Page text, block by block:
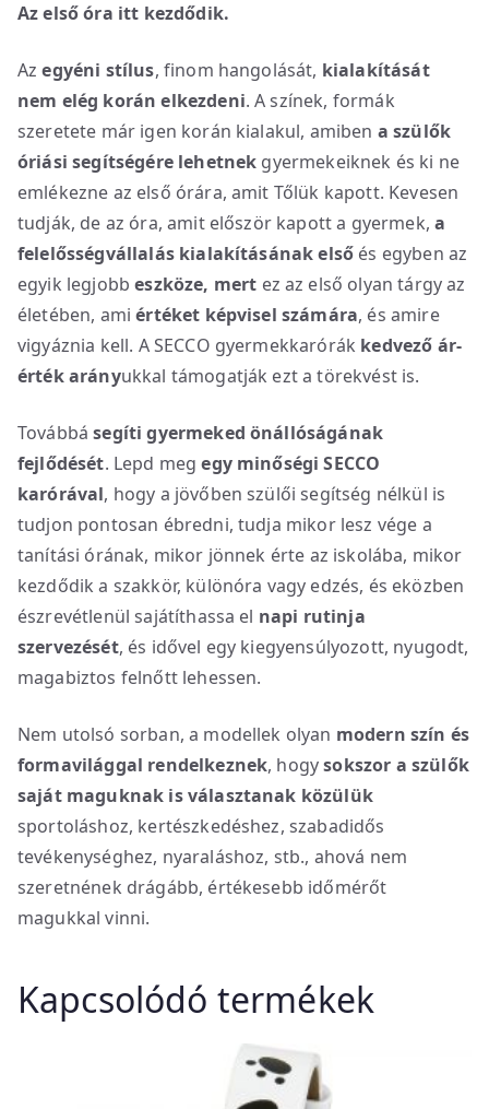
Az első óra itt kezdődik.
Azegyéni stílus, finom hangolását, kialakítását
nem elég korán elkezdeni. A színek, formák
szeretete már igen korán kialakul, amiben a szülők
óriási segítségére lehetnek gyermekeiknek és ki ne
emlékezne az első órára, amit Tőlük kapott. Kevesen
tudják, de az óra, amit először kapott a gyermek,a
felelősségvállalás kialakításának első és egyben az
egyik legjobbeszköze, mert ez az első olyan tárgy az
életében, amiértéket képvisel számára, és amire
vigyáznia kell. A SECCO gyermekkarórák kedvező ár-
érték arányukkal támogatják ezt a törekvést is.
Továbbásegíti gyermeked önállóságának
fejlődését. Lepd megegy minőségi SECCO
karórával, hogy a jövőben szülői segítség nélkül is
tudjon pontosan ébredni, tudja mikor lesz vége a
tanítási órának, mikor jönnek érte az iskolába, mikor
kezdődik a szakkör, különóra vagy edzés, és eközben
észrevétlenül sajátíthassa el napi rutinja
szervezését, és idővel egy kiegyensúlyozott, nyugodt,
magabiztos felnőtt lehessen.
Nem utolsó sorban, a modellek olyan modern szín és
formavilággal rendelkeznek, hogysokszor a szülők
saját maguknak is választanak közülük
sportoláshoz, kertészkedéshez, szabadidős
tevékenységhez, nyaraláshoz, stb., ahová nem
szeretnének drágább, értékesebb időmérőt
magukkal vinni.
Kapcsolódó termékek